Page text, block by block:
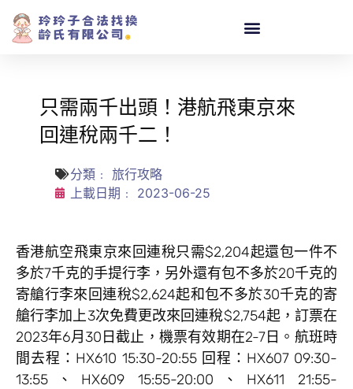
只需兩千出頭！港航飛東京來
回連稅兩千二！
分類﹕ 旅行攻略
上載日期﹕
2023-06-25
香港航空飛東京來回連稅只需$2,204起還包一件不
多於7千克的手提行李，另外還有包不多於20千克的
寄艙行李來回連稅$2,624起和包不多於30千克的寄
艙行李加上3次免費更改來回連稅$2,754起，訂票在
2023年6月30日截止，機票有效期在2-7日。航班時
間去程：HX610 15:30-20:55 回程：HX607 09:30-
13:55、HX609 15:55-20:00、HX611 21:55-